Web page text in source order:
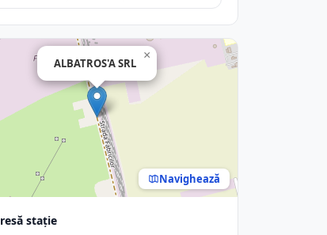
ALBATROS'A SRL
×
Navighează
stație